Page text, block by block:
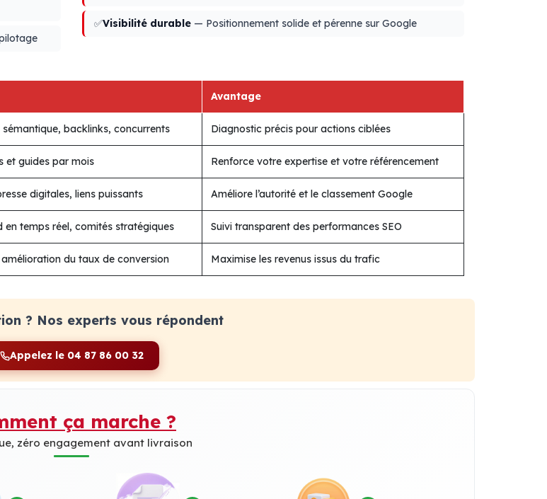
✅Visibilité durable — Positionnement solide et pérenne sur Google
Avantage
sémantique, backlinks, concurrents Diagnostic précis pour actions ciblées
et guides par mois Renforce votre expertise et votre référencement
digitales, liens puissants Améliore l’autorité et le classement Google
en temps réel, comités stratégiques Suivi transparent des performances SEO
du taux de conversion Maximise les revenus issus du trafic
? Nos experts vous répondent
Appelez le 04 87 86 00 32
ça marche ?
zéro engagement avant livraison